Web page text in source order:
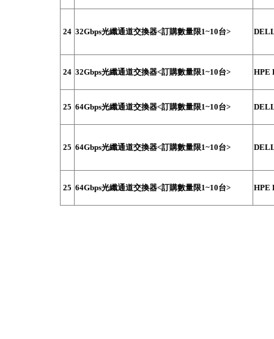
24 32Gbps光纖通道交換器<訂購數量限1~10台>
24 32Gbps光纖通道交換器<訂購數量限1~10台> HPE
25 64Gbps光纖通道交換器<訂購數量限1~10台>
25 64Gbps光纖通道交換器<訂購數量限1~10台>
25 64Gbps光纖通道交換器<訂購數量限1~10台> HPE